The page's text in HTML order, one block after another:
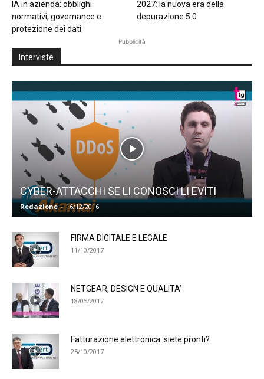
IA in azienda: obblighi
normativi, governance e
protezione dei dati
2027: la nuova era della
depurazione 5.0
Pubblicità
Interviste
CYBER-ATTACCHI SE LI CONOSCI LI EVITI
Redazione - 16/12/2016
FIRMA DIGITALE E LEGALE
11/10/2017
NETGEAR, DESIGN E QUALITA’
18/05/2017
Fatturazione elettronica: siete pronti?
25/10/2017